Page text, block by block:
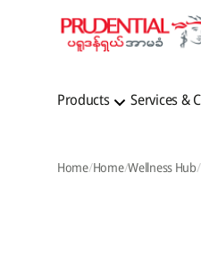
Products Services &
HomeHomeWellness Hub